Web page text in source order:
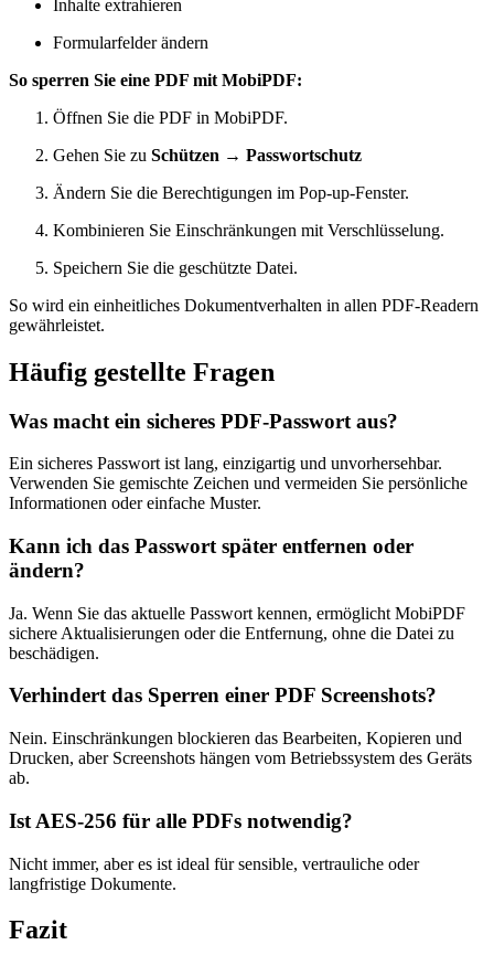
Inhalte extrahieren
Formularfelder ändern
So sperren Sie eine PDF mit MobiPDF:
Öffnen Sie die PDF in MobiPDF.
Gehen Sie zu Schützen → Passwortschutz
Ändern Sie die Berechtigungen im Pop-up-Fenster.
Kombinieren Sie Einschränkungen mit Verschlüsselung.
Speichern Sie die geschützte Datei.
So wird ein einheitliches Dokumentverhalten in allen PDF-Readern
gewährleistet.
Häufig gestellte Fragen
Was macht ein sicheres PDF-Passwort aus?
Ein sicheres Passwort ist lang, einzigartig und unvorhersehbar.
Verwenden Sie gemischte Zeichen und vermeiden Sie persönliche
Informationen oder einfache Muster.
Kann ich das Passwort später entfernen oder
ändern?
Ja. Wenn Sie das aktuelle Passwort kennen, ermöglicht MobiPDF
sichere Aktualisierungen oder die Entfernung, ohne die Datei zu
beschädigen.
Verhindert das Sperren einer PDF Screenshots?
Nein. Einschränkungen blockieren das Bearbeiten, Kopieren und
Drucken, aber Screenshots hängen vom Betriebssystem des Geräts
ab.
Ist AES-256 für alle PDFs notwendig?
Nicht immer, aber es ist ideal für sensible, vertrauliche oder
langfristige Dokumente.
Fazit